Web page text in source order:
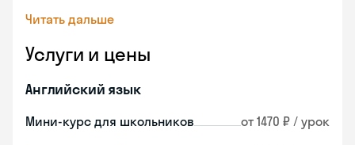
Читать дальше
Услуги и цены
Английский язык
Мини-курс для школьников от 1470 ₽ / урок